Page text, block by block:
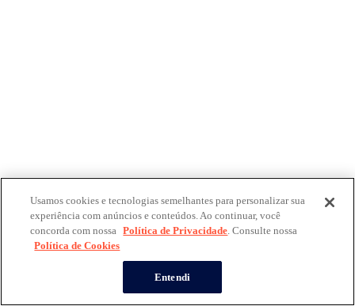
Usamos cookies e tecnologias semelhantes para personalizar sua
experiência com anúncios e conteúdos. Ao continuar, você
concorda com nossa Política de Privacidade. Consulte nossa
Política de Cookies
Entendi